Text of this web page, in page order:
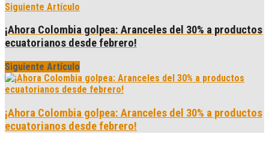
Siguiente Artículo
¡Ahora Colombia golpea: Aranceles del 30% a productos
ecuatorianos desde febrero!
Siguiente Artículo
¡Ahora Colombia golpea: Aranceles del 30% a productos
ecuatorianos desde febrero!